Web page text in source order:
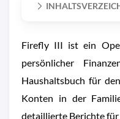
Firefly III ist ein
persönlicher
Haushaltsbuch für
Konten in der
detaillierte Berichte